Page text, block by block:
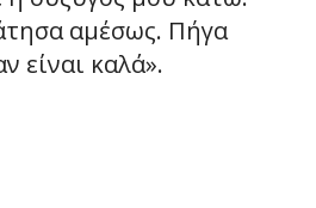
αμέσως. Πήγα
είναι καλά».